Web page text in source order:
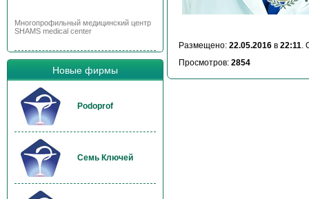
Многопрофильный медицинский центр
SHAMS medical center
Новые фирмы
Podoprof
Семь Ключей
Размещено: 22.05.2016 в 22:11
Просмотров: 2854